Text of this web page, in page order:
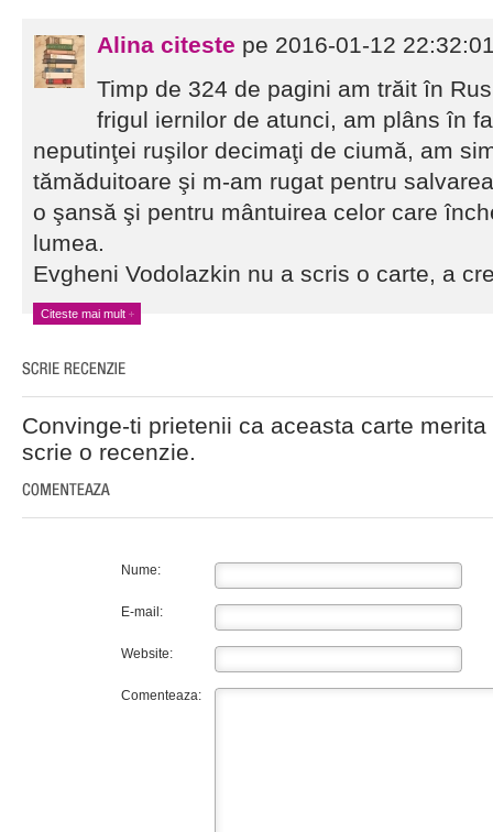
Alina citeste pe 2016-01-12
Timp de 324 de pagini am trăit în
frigul iernilor de atunci, am plâns în
neputinţei ruşilor decimaţi de ciumă, am
tămăduitoare şi m-am rugat pentru
o şansă şi pentru mântuirea celor care
lumea.
Evgheni Vodolazkin nu a scris o carte, a
Citeste mai mult
Convinge-ti prietenii ca aceasta carte
scrie o recenzie.
Nume:
E-mail:
Website:
Comenteaza: